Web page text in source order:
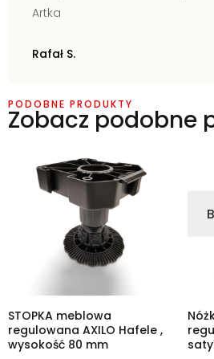
Artka
Rafał S.
PODOBNE PRODUKTY
Zobacz podobne
STOPKA meblowa
regulowana AXILO Hafele ,
wysokość 80 mm